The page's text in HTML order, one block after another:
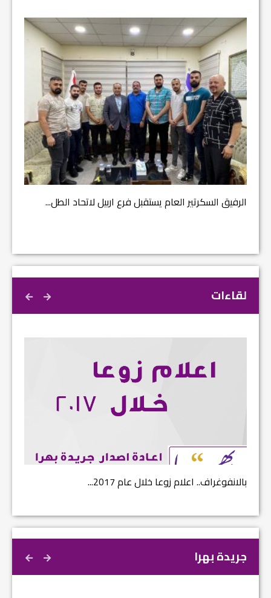
الرفيق السكرتير العام يستقبل فرع اربيل لاتحاد الطل...
لقاءات
بالانفوغراف.. اعلام زوعا خلال عام 2017...
جريدة بهرا